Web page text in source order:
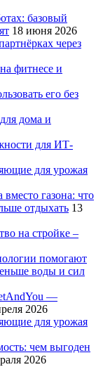
базовый
18 июня 2026
через
фитнесе и
его без
дома и
для ИТ-
для урожая
газона: что
отдыхать 13
на стройке –
помогают
воды и сил
—
2026
для урожая
чем выгоден
2026